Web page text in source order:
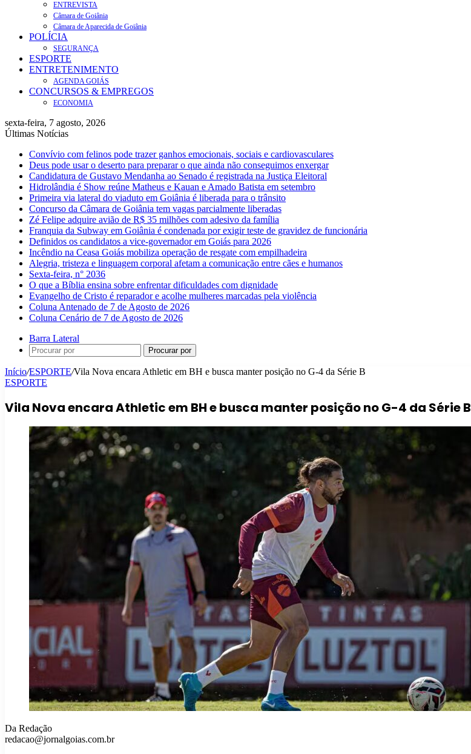
ENTREVISTA
Câmara de Goiânia
Câmara de Aparecida de Goiânia
POLÍCIA
SEGURANÇA
ESPORTE
ENTRETENIMENTO
AGENDA GOIÁS
CONCURSOS & EMPREGOS
ECONOMIA
sexta-feira, 7 agosto, 2026
Últimas Notícias
Convívio com felinos pode trazer ganhos emocionais, sociais e cardiovasculares
Deus pode usar o deserto para preparar o que ainda não conseguimos enxergar
Candidatura de Gustavo Mendanha ao Senado é registrada na Justiça Eleitoral
Hidrolândia é Show reúne Matheus e Kauan e Amado Batista em setembro
Primeira via lateral do viaduto em Goiânia é liberada para o trânsito
Concurso da Câmara de Goiânia tem vagas parcialmente liberadas
Zé Felipe adquire avião de R$ 35 milhões com adesivo da família
Franquia da Subway em Goiânia é condenada por exigir teste de gravidez de funcionária
Definidos os candidatos a vice-governador em Goiás para 2026
Incêndio na Ceasa Goiás mobiliza operação de resgate com empilhadeira
Alegria, tristeza e linguagem corporal afetam a comunicação entre cães e humanos
Sexta-feira, n° 2036
O que a Bíblia ensina sobre enfrentar dificuldades com dignidade
Evangelho de Cristo é reparador e acolhe mulheres marcadas pela violência
Coluna Antenado de 7 de Agosto de 2026
Coluna Cenário de 7 de Agosto de 2026
Barra Lateral
Procurar por
Início/ESPORTE/Vila Nova encara Athletic em BH e busca manter posição no G-4 da Série B
ESPORTE
Vila Nova encara Athletic em BH e busca manter posição no G-4 da Série B
Da Redação
redacao@jornalgoias.com.br